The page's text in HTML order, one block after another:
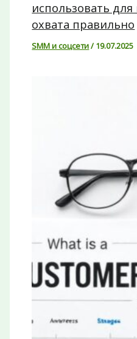
использовать
охвата правильно
SMM и соцсети/ 19.07.2025